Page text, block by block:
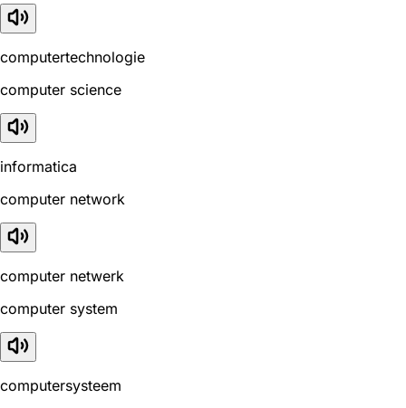
computertechnologie
computer science
informatica
computer network
computer netwerk
computer system
computersysteem